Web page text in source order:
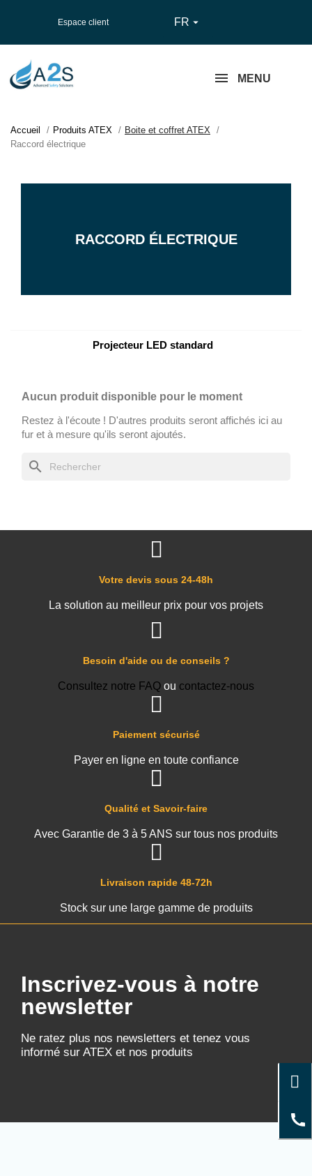
Espace client FR 
MENU
Accueil Produits ATEX
Boite et coffret ATEX
Raccord électrique
RACCORD ÉLECTRIQUE
Projecteur LED standard
Aucun produit disponible pour le moment
Restez à l'écoute ! D'autres produits seront affichés ici au
fur et à mesure qu'ils seront ajoutés.
search
Livraison rapide 48-72h
Stock sur une large gamme de produits
Qualité et Savoir-faire
Avec Garantie de 3 à 5 ANS sur tous nos produits
Paiement sécurisé
Payer en ligne en toute confiance
Besoin d'aide ou de conseils ?
Consultez notre FAQ ou contactez-nous
Votre devis sous 24-48h
La solution au meilleur prix pour vos projets
Inscrivez-vous à notre
newsletter
Ne ratez plus nos newsletters et tenez vous
informé sur ATEX et nos produits